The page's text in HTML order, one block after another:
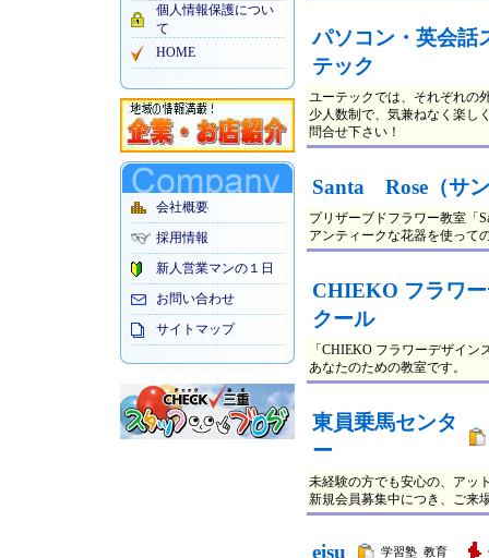
個人情報保護につい
て
HOME
会社概要
採用情報
新人営業マンの１日
お問い合わせ
サイトマップ
パソコン・英会話
テック
ユーテックでは、それぞれの
少人数制で、気兼ねなく楽し
問合せ下さい！
Santa Rose（サ
プリザーブドフラワー教室「
アンティークな花器を使って
CHIEKO フラワ
クール
「CHIEKO フラワーデザイ
あなたのための教室です。
東員乗馬センタ
ー
未経験の方でも安心の、アッ
新規会員募集中につき、ご来
eisu 学習塾 教育